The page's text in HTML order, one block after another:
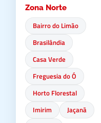
Zona Norte
Bairro do Limão
Brasilândia
Casa Verde
Freguesia do Ó
Horto Florestal
Imirim
Jaçanã